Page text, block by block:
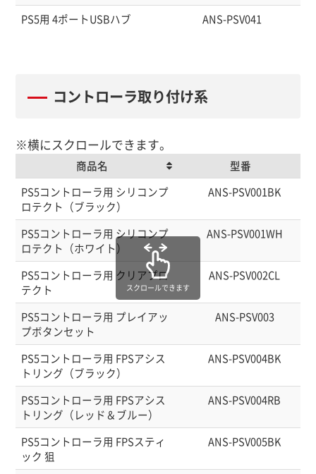
PS5用 4ポートUSBハブ ANS-PSV041
コントローラ取り付け系
※横にスクロールできます。
商品名
型番
商品名
型番
PS5コントローラ用 シリコンプ
ロテクト（ブラック）
ANS-PSV001BK
PS5コントローラ用 シリコンプ
ロテクト（ホワイト）
ANS-PSV001WH
PS5コントローラ用 クリアプロ
テクト
ANS-PSV002CL
PS5コントローラ用 プレイアッ
プボタンセット
ANS-PSV003
PS5コントローラ用 FPSアシス
トリング（ブラック）
ANS-PSV004BK
PS5コントローラ用 FPSアシス
トリング（レッド＆ブルー）
ANS-PSV004RB
PS5コントローラ用 FPSスティ
ック 狙
ANS-PSV005BK
スクロールできます